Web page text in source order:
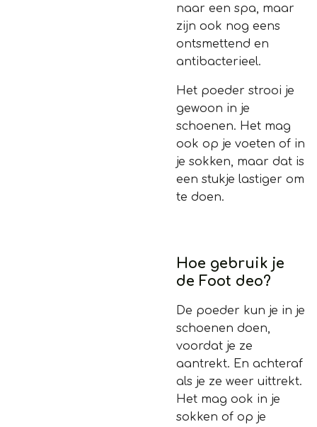
naar een spa, maar
zijn ook nog eens
ontsmettend en
antibacterieel.
Het poeder strooi je
gewoon in je
schoenen. Het mag
ook op je voeten of in
je sokken, maar dat is
een stukje lastiger om
te doen.
Hoe gebruik je
de Foot deo?
De poeder kun je in je
schoenen doen,
voordat je ze
aantrekt. En achteraf
als je ze weer uittrekt.
Het mag ook in je
sokken of op je